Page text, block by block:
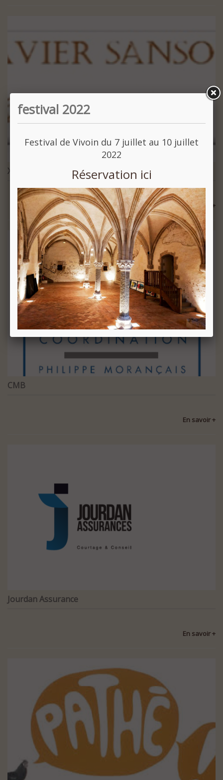
Xavier Sanson
En savoir +
CMB
En savoir +
Jourdan Assurance
En savoir +
festival 2022
Festival de Vivoin du 7 juillet au 10 juillet
2022
Réservation ici